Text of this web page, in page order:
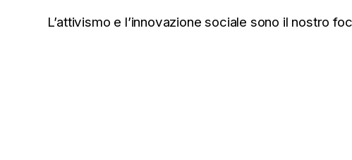
L’attivismo e l’innovazione sociale sono il nostro